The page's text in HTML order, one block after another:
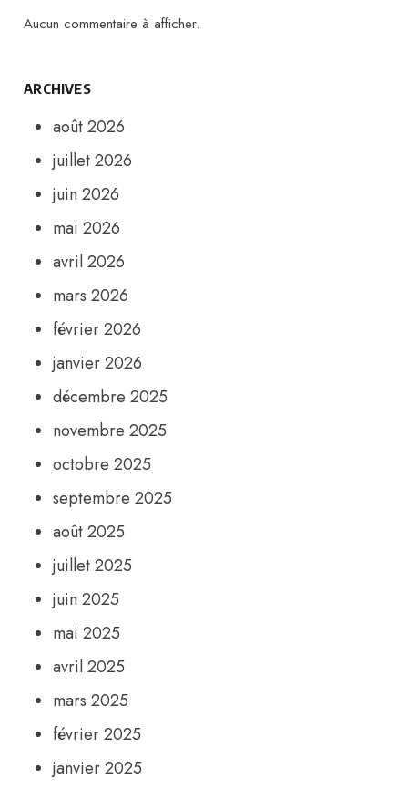
Aucun commentaire à afficher.
ARCHIVES
août 2026
juillet 2026
juin 2026
mai 2026
avril 2026
mars 2026
février 2026
janvier 2026
décembre 2025
novembre 2025
octobre 2025
septembre 2025
août 2025
juillet 2025
juin 2025
mai 2025
avril 2025
mars 2025
février 2025
janvier 2025